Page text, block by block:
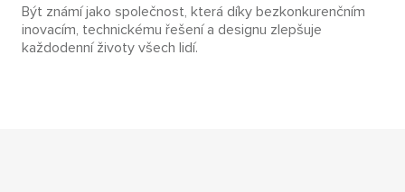
Být známí jako společnost, která díky bezkonkurenčním
inovacím, technickému řešení a designu zlepšuje
každodenní životy všech lidí.